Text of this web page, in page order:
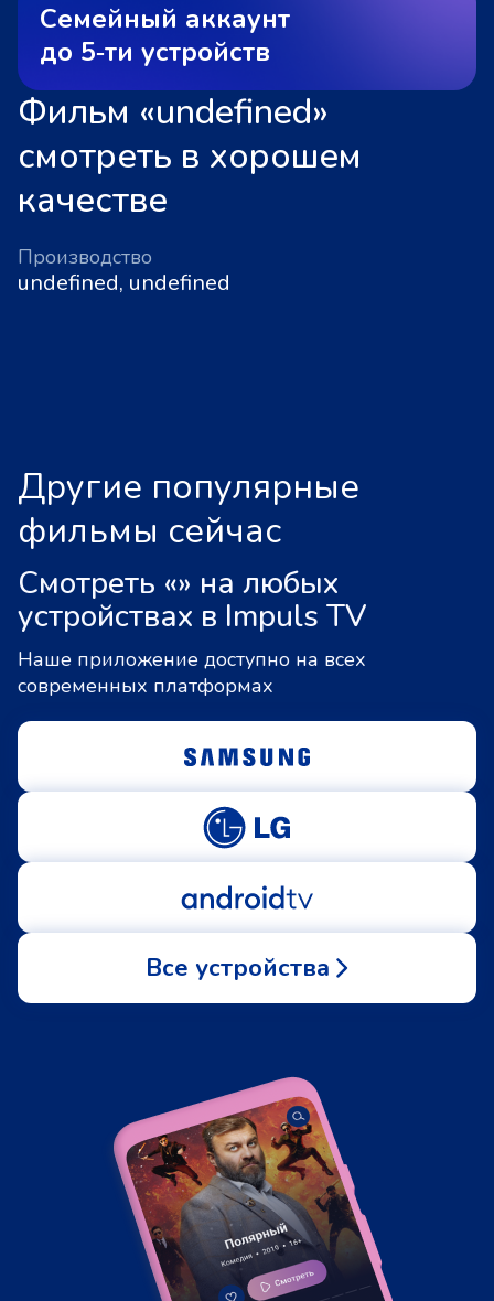
Семейный аккаунт
до 5‑ти устройств
Фильм «undefined»
смотреть в хорошем
качестве
Производство
undefined, undefined
Другие популярные
фильмы сейчас
Смотреть «» на любых
устройствах в Impuls TV
Наше приложение доступно на всех
современных платформах
Все устройства